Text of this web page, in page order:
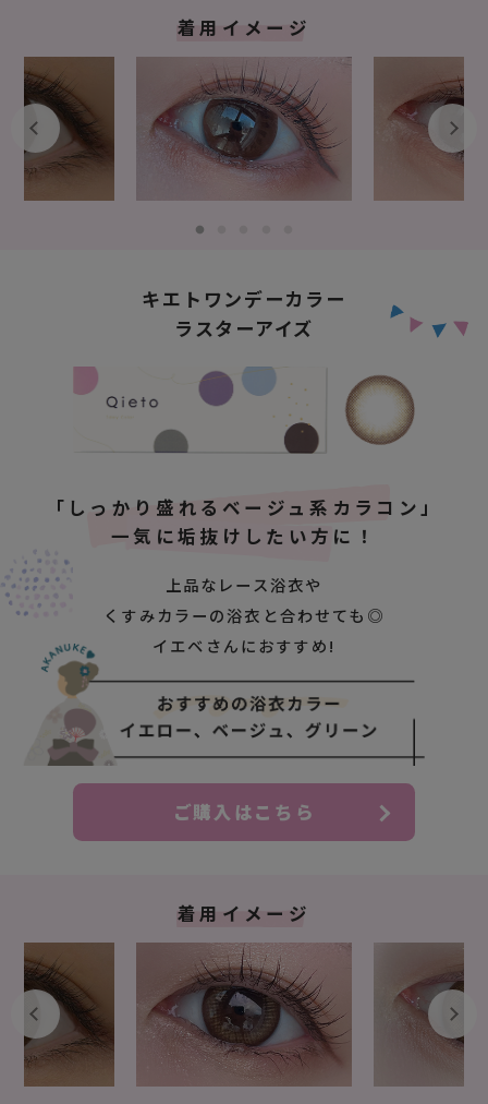
着用イメージ
キエトワンデーカラー
ラスターアイズ
「しっかり盛れるベージュ系カラコン」
一気に垢抜けしたい方に！
上品なレース浴衣や
くすみカラーの浴衣と合わせても◎
イエベさんにおすすめ!
ご購入はこちら
着用イメージ